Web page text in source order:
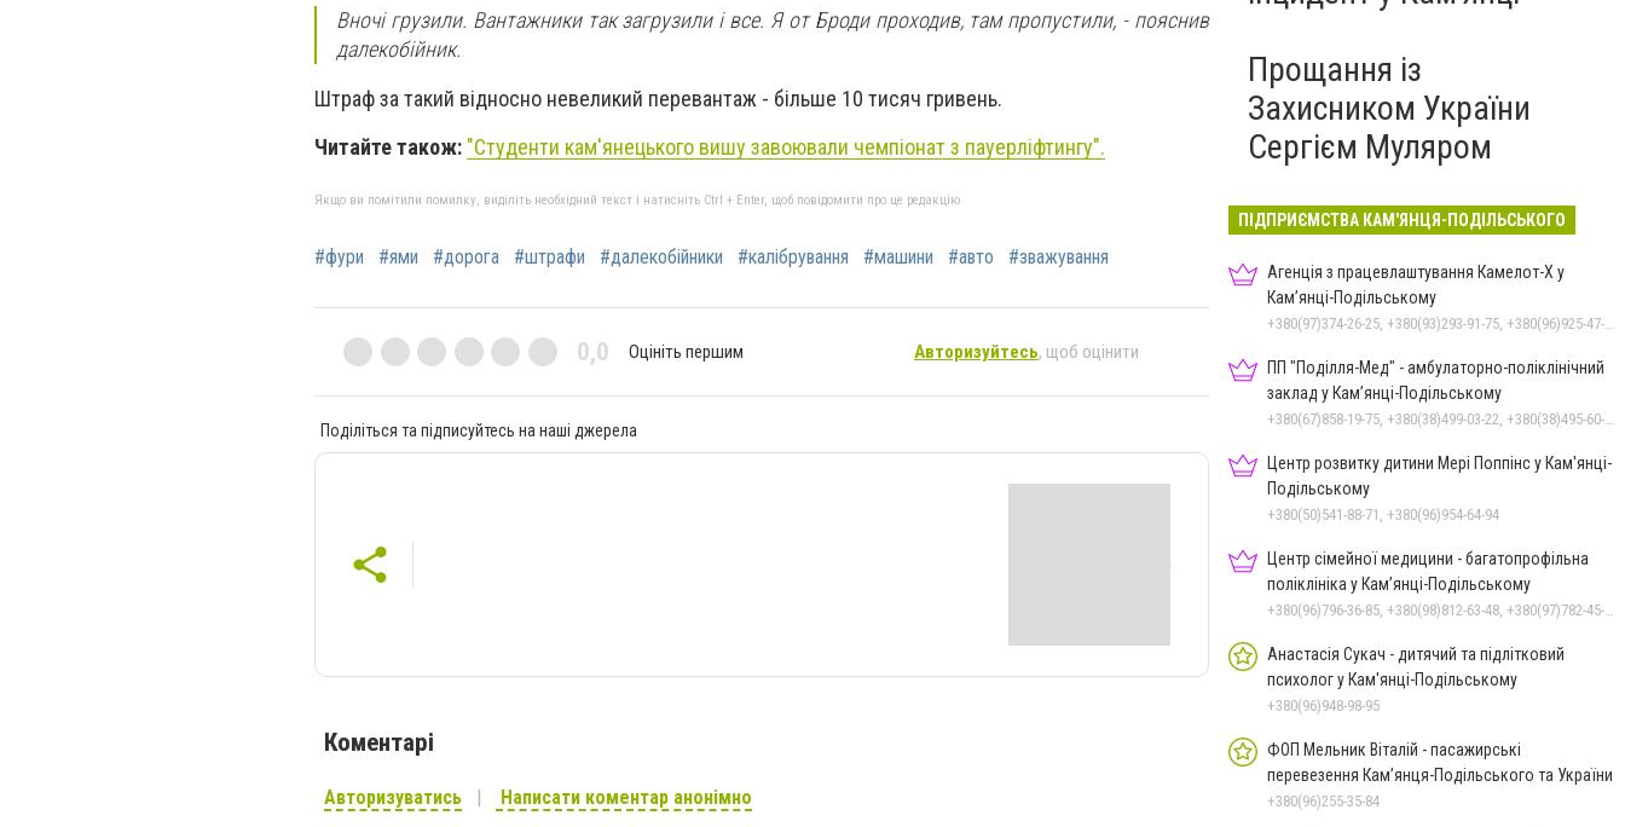
Вночі грузили. Вантажники так загрузили і все. Я от Броди проходив, там пропустили, - пояснив
далекобійник.
Штраф за такий відносно невеликий перевантаж - більше 10 тисяч гривень.
Читайте також: "Студенти кам'янецького вишу завоювали чемпіонат з пауерліфтингу".
Якщо ви помітили помилку, виділіть необхідний текст і натисніть Ctrl + Enter, щоб повідомити про це редакцію
#фури #ями #дорога #штрафи #далекобійники #калібрування #машини #авто #зважування
0,0 Оцініть першим Авторизуйтесь, щоб оцінити
Поділіться та підписуйтесь на наші джерела
Коментарі
Авторизуватись Написати коментар анонімно
Прощання із
Захисником України
Сергієм Муляром
ПІДПРИЄМСТВА КАМ'ЯНЦЯ-ПОДІЛЬСЬКОГО
Агенція з працевлаштування Камелот-Х у
Кам’янці-Подільському
+380(97)374-26-25, +380(93)293-91-75, +380(96)925-47-71, +380(73)327-54-83
ПП "Поділля-Мед" - амбулаторно-поліклінічний
заклад у Кам’янці-Подільському
+380(67)858-19-75, +380(38)499-03-22, +380(38)495-60-27
Центр розвитку дитини Мері Поппінс у Кам'янці-
Подільському
+380(50)541-88-71, +380(96)954-64-94
Центр сімейної медицини - багатопрофільна
поліклініка у Кам’янці-Подільському
+380(96)796-36-85, +380(98)812-63-48, +380(97)782-45-70
Анастасія Сукач - дитячий та підлітковий
психолог у Кам'янці-Подільському
+380(96)948-98-95
ФОП Мельник Віталій - пасажирські
перевезення Кам’янця-Подільського та України
+380(96)255-35-84